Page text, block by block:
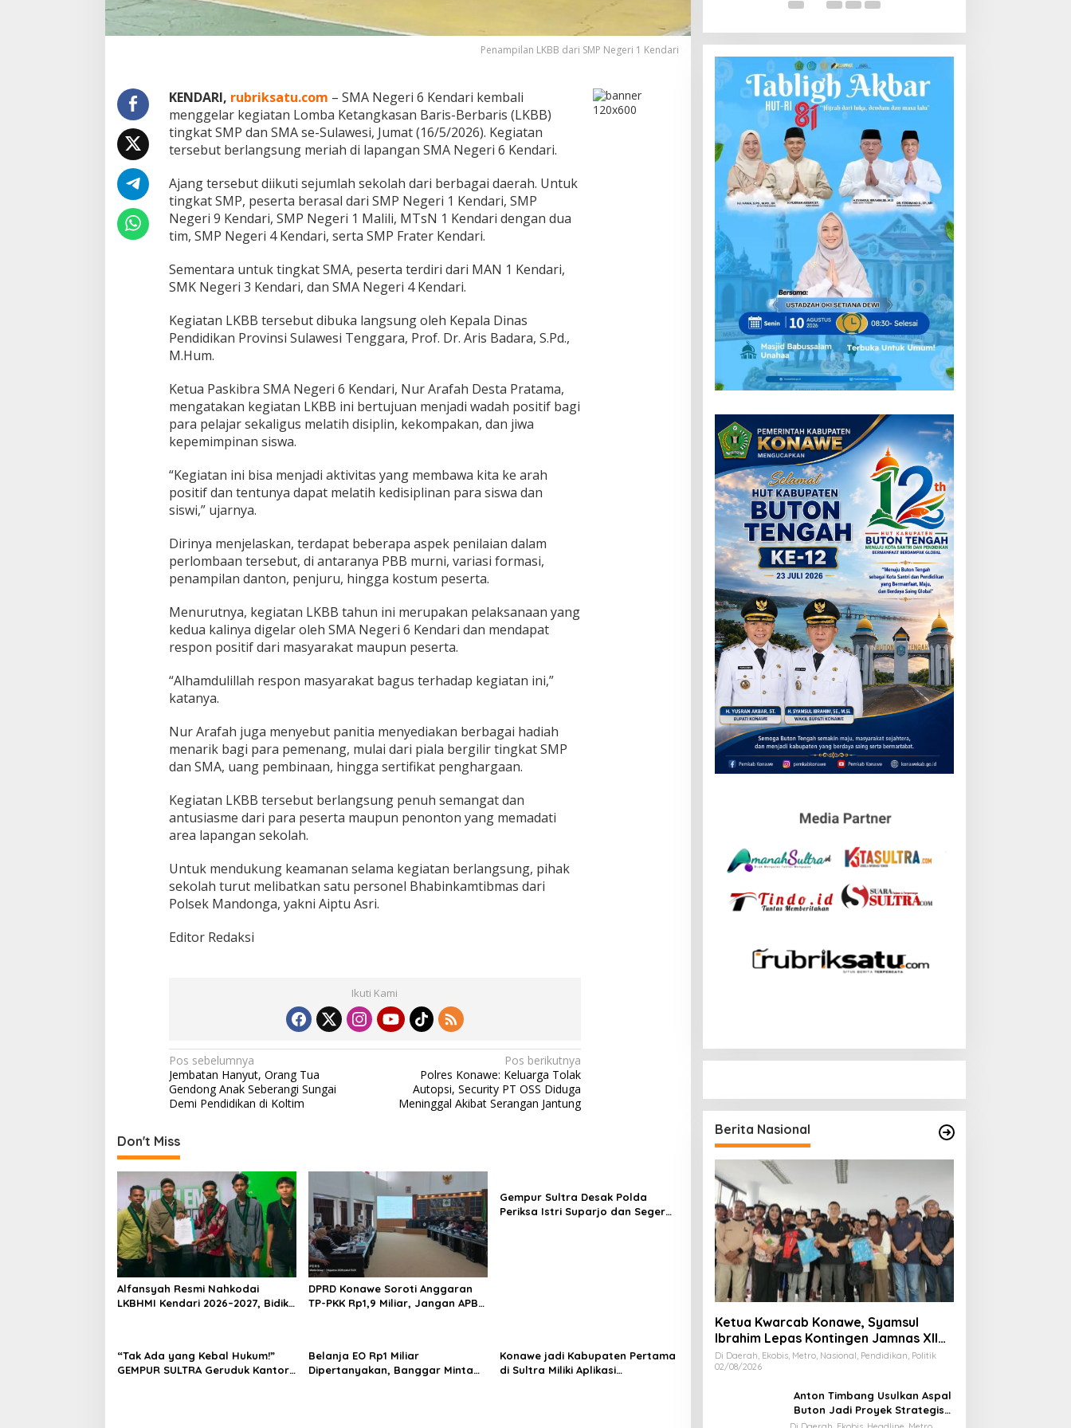
K
B
N
6
K
e
n
r
i
Penampilan LKBB dari SMP Negeri 1 Kendari
KENDARI, rubriksatu.com – SMA Negeri 6 Kendari kembali
menggelar kegiatan Lomba Ketangkasan Baris-Berbaris (LKBB)
tingkat SMP dan SMA se-Sulawesi, Jumat (16/5/2026). Kegiatan
tersebut berlangsung meriah di lapangan SMA Negeri 6 Kendari.
Ajang tersebut diikuti sejumlah sekolah dari berbagai daerah. Untuk
tingkat SMP, peserta berasal dari SMP Negeri 1 Kendari, SMP
Negeri 9 Kendari, SMP Negeri 1 Malili, MTsN 1 Kendari dengan dua
tim, SMP Negeri 4 Kendari, serta SMP Frater Kendari.
Sementara untuk tingkat SMA, peserta terdiri dari MAN 1 Kendari,
SMK Negeri 3 Kendari, dan SMA Negeri 4 Kendari.
Kegiatan LKBB tersebut dibuka langsung oleh Kepala Dinas
Pendidikan Provinsi Sulawesi Tenggara, Prof. Dr. Aris Badara, S.Pd.,
M.Hum.
Ketua Paskibra SMA Negeri 6 Kendari, Nur Arafah Desta Pratama,
mengatakan kegiatan LKBB ini bertujuan menjadi wadah positif bagi
para pelajar sekaligus melatih disiplin, kekompakan, dan jiwa
kepemimpinan siswa.
“Kegiatan ini bisa menjadi aktivitas yang membawa kita ke arah
positif dan tentunya dapat melatih kedisiplinan para siswa dan
siswi,” ujarnya.
Dirinya menjelaskan, terdapat beberapa aspek penilaian dalam
perlombaan tersebut, di antaranya PBB murni, variasi formasi,
penampilan danton, penjuru, hingga kostum peserta.
Menurutnya, kegiatan LKBB tahun ini merupakan pelaksanaan yang
kedua kalinya digelar oleh SMA Negeri 6 Kendari dan mendapat
respon positif dari masyarakat maupun peserta.
“Alhamdulillah respon masyarakat bagus terhadap kegiatan ini,”
katanya.
Nur Arafah juga menyebut panitia menyediakan berbagai hadiah
menarik bagi para pemenang, mulai dari piala bergilir tingkat SMP
dan SMA, uang pembinaan, hingga sertifikat penghargaan.
Kegiatan LKBB tersebut berlangsung penuh semangat dan
antusiasme dari para peserta maupun penonton yang memadati
area lapangan sekolah.
Untuk mendukung keamanan selama kegiatan berlangsung, pihak
sekolah turut melibatkan satu personel Bhabinkamtibmas dari
Polsek Mandonga, yakni Aiptu Asri.
Editor Redaksi
Ikuti Kami
N
a
v
g
a
s
i
p
s
Pos sebelumnya
Jembatan Hanyut, Orang Tua
Gendong Anak Seberangi Sungai
Demi Pendidikan di Koltim
Pos berikutnya
Polres Konawe: Keluarga Tolak
Autopsi, Security PT OSS Diduga
Meninggal Akibat Serangan Jantung
Don't Miss
Alfansyah Resmi Nahkodai
LKBHMI Kendari 2026–2027, Bidik
DPRD Konawe Soroti Anggaran
TP-PKK Rp1,9 Miliar, Jangan APBD
Gempur Sultra Desak Polda
Periksa Istri Suparjo dan Segera
“Tak Ada yang Kebal Hukum!”
GEMPUR SULTRA Geruduk Kantor
Belanja EO Rp1 Miliar
Dipertanyakan, Banggar Minta
Konawe jadi Kabupaten Pertama
di Sultra Miliki Aplikasi
Berita Nasional
Ketua Kwarcab Konawe, Syamsul
Ibrahim Lepas Kontingen Jamnas XII
2026
Di Daerah, Ekobis, Metro, Nasional, Pendidikan, Politik
02/08/2026
Anton Timbang Usulkan Aspal
Buton Jadi Proyek Strategis
Nasional